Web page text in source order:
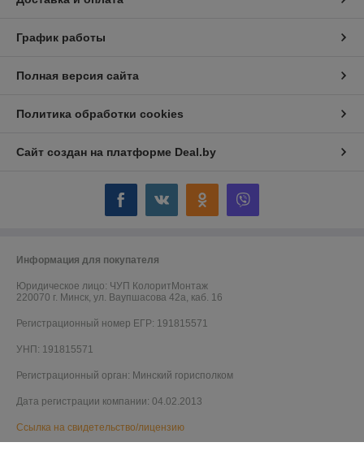
График работы
Полная версия сайта
Политика обработки cookies
Сайт создан на платформе Deal.by
Информация для покупателя
Юридическое лицо: ЧУП КолоритМонтаж
220070 г. Минск, ул. Ваупшасова 42а, каб. 16
Регистрационный номер ЕГР: 191815571
УНП: 191815571
Регистрационный орган: Минский горисполком
Дата регистрации компании: 04.02.2013
Ссылка на свидетельство/лицензию